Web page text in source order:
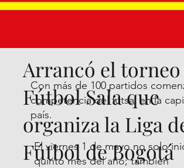
Arrancó el torneo
Fútbol Sala que
organiza la Liga
Fútbol de Bogotá
Con más de 100 partidos
competencia del futsal en la
país.
El viernes 1 de mayo no solo
quinto mes del año; también